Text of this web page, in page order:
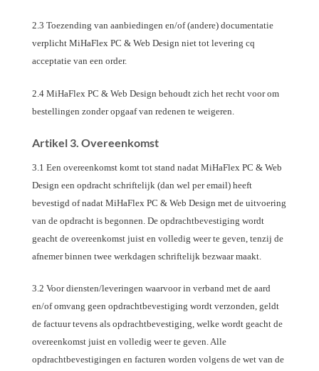
2.3 Toezending van aanbiedingen en/of (andere) documentatie
verplicht MiHaFlex PC & Web Design niet tot levering cq
acceptatie van een order.
2.4 MiHaFlex PC & Web Design behoudt zich het recht voor om
bestellingen zonder opgaaf van redenen te weigeren.
Artikel 3. Overeenkomst
3.1 Een overeenkomst komt tot stand nadat MiHaFlex PC & Web
Design een opdracht schriftelijk (dan wel per email) heeft
bevestigd of nadat MiHaFlex PC & Web Design met de uitvoering
van de opdracht is begonnen. De opdrachtbevestiging wordt
geacht de overeenkomst juist en volledig weer te geven, tenzij de
afnemer binnen twee werkdagen schriftelijk bezwaar maakt.
3.2 Voor diensten/leveringen waarvoor in verband met de aard
en/of omvang geen opdrachtbevestiging wordt verzonden, geldt
de factuur tevens als opdrachtbevestiging, welke wordt geacht de
overeenkomst juist en volledig weer te geven. Alle
opdrachtbevestigingen en facturen worden volgens de wet van de